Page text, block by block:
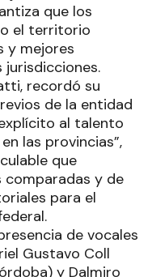
que los
el territorio
y mejores
recordó su
de la entidad
al talento
las provincias”,
que
comparadas y de
para el
de vocales
Gustavo Coll
y Dalmiro